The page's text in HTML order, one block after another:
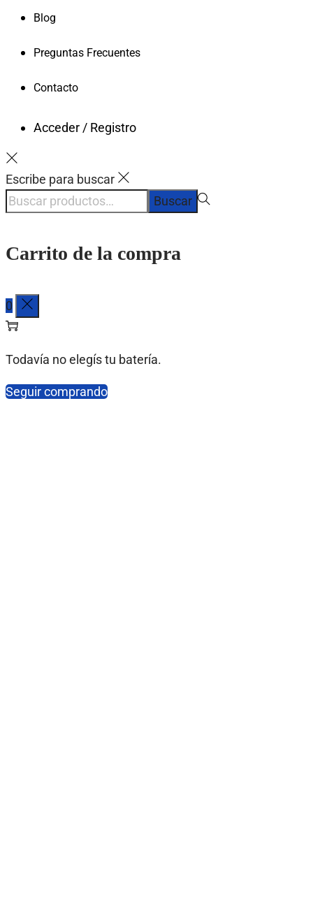
Blog
Preguntas Frecuentes
Contacto
Acceder / Registro
Escribe para buscar
Búsqueda
para:>
Buscar
Carrito de la compra
0
Todavía no elegís tu batería.
Seguir comprando